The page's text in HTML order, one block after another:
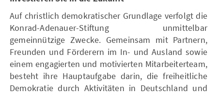
Auf christlich demokratischer Grundlage verfolgt die
Konrad-Adenauer-Stiftung unmittelbar
gemeinnützige Zwecke. Gemeinsam mit Partnern,
Freunden und Förderern im In- und Ausland sowie
einem engagierten und motivierten Mitarbeiterteam,
besteht ihre Hauptaufgabe darin, die freiheitliche
Demokratie durch Aktivitäten in Deutschland und